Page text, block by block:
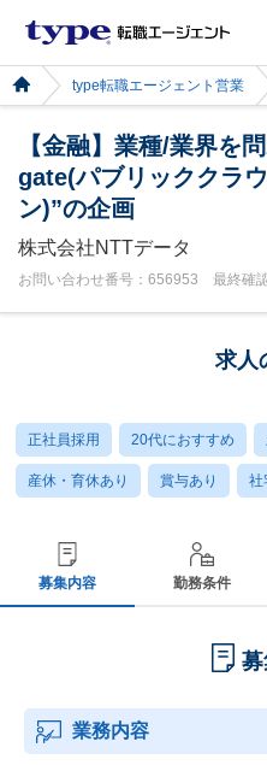
type転職エージェント営業
【金融】業種/業界を
gate(パブリッククラ
ン)”の企画
株式会社NTTデータ
お問い合わせ番号：656953 最終確
求人
正社員採用 20代におすすめ
産休・育休あり 賞与あり 社
募集内容 勤務条件
業務内容